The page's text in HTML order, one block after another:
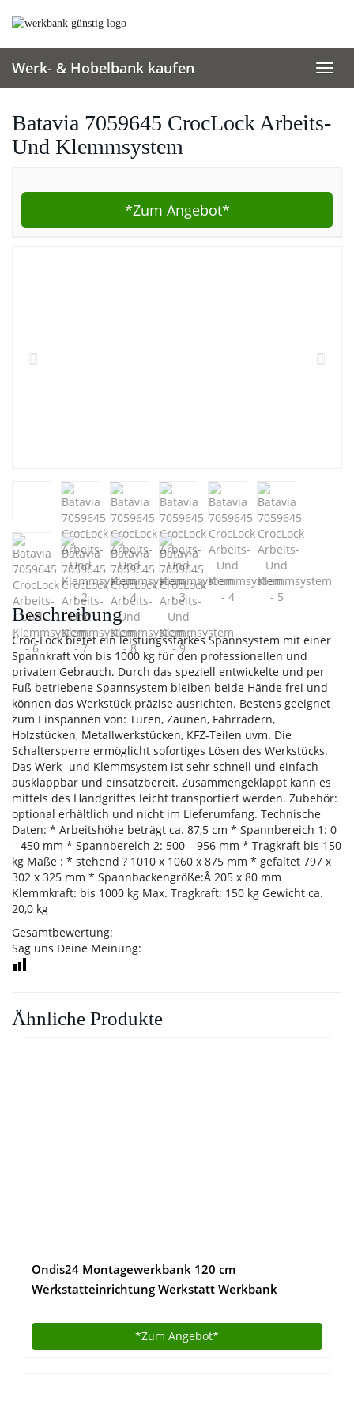
Werk- & Hobelbank kaufen
Batavia 7059645 CrocLock Arbeits-
Und Klemmsystem
*Zum Angebot*
Beschreibung
Croc-Lock bietet ein leistungsstarkes Spannsystem mit einer
Spannkraft von bis 1000 kg für den professionellen und
privaten Gebrauch. Durch das speziell entwickelte und per
Fuß betriebene Spannsystem bleiben beide Hände frei und
können das Werkstück präzise ausrichten. Bestens geeignet
zum Einspannen von: Türen, Zäunen, Fahrrädern,
Holzstücken, Metallwerkstücken, KFZ-Teilen uvm. Die
Schaltersperre ermöglicht sofortiges Lösen des Werkstücks.
Das Werk- und Klemmsystem ist sehr schnell und einfach
ausklappbar und einsatzbereit. Zusammengeklappt kann es
mittels des Handgriffes leicht transportiert werden. Zubehör:
optional erhältlich und nicht im Lieferumfang. Technische
Daten: * Arbeitshöhe beträgt ca. 87,5 cm * Spannbereich 1: 0
– 450 mm * Spannbereich 2: 500 – 956 mm * Tragkraft bis 150
kg Maße : * stehend ? 1010 x 1060 x 875 mm * gefaltet 797 x
302 x 325 mm * Spannbackengröße:Â 205 x 80 mm
Klemmkraft: bis 1000 kg Max. Tragkraft: 150 kg Gewicht ca.
20,0 kg
Gesamtbewertung:
Sag uns Deine Meinung:
Ähnliche Produkte
Ondis24 Montagewerkbank 120 cm
Werkstatteinrichtung Werkstatt Werkbank
*Zum Angebot*